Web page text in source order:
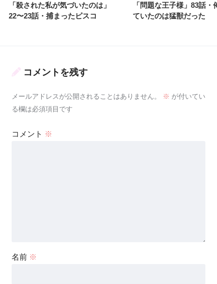
「殺された私が気づいたのは」
22〜23話・捕まったピスコ
「問題な王子様」83話・
ていたのは猛獣だった
コメントを残す
メールアドレスが公開されることはありません。 ※ が付いてい
る欄は必須項目です
コメント ※
名前 ※